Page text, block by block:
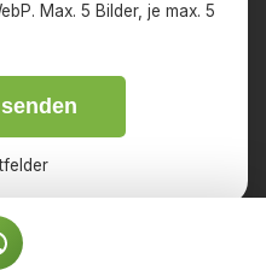
Max. 5 Bilder, je max. 5